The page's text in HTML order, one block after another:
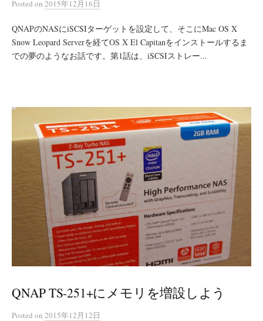
Posted on 2015年12月16日
QNAPのNASにiSCSIターゲットを設定して、そこにMac OS X
Snow Leopard Serverを経てOS X El Capitanをインストールするま
での夢のようなお話です。第1話は、iSCSIストレー...
QNAP TS-251+にメモリを増設しよう
Posted on 2015年12月12日